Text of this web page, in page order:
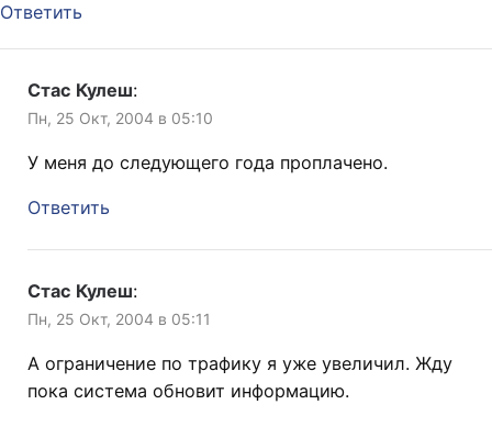
Ответить
Стас Кулеш:
Пн, 25 Окт, 2004 в 05:10
У меня до следующего года проплачено.
Ответить
Стас Кулеш:
Пн, 25 Окт, 2004 в 05:11
А ограничение по трафику я уже увеличил. Жду
пока система обновит информацию.